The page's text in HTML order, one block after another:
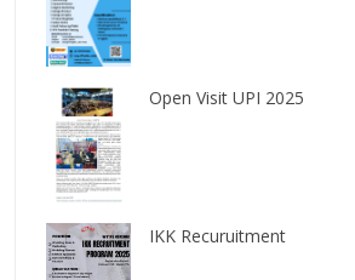
Open Visit UPI 2025
IKK Recuruitment